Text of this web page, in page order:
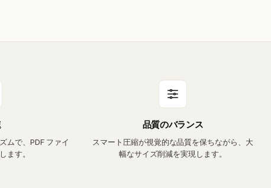
ムで、PDF ファイ
ます。
品質のバランス
スマート圧縮が視覚的な品質を保ちながら、大
幅なサイズ削減を実現します。